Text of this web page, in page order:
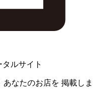
ルサイト
あなたのお店を 掲載しま